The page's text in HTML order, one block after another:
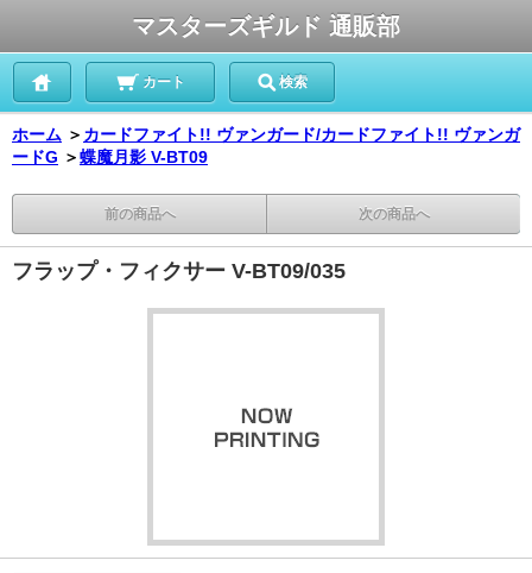
マスターズギルド 通販部
カート 検索
ホーム ＞ カードファイト!! ヴァンガード/カードファイト!! ヴァンガ
ードG ＞蝶魔月影 V-BT09
前の商品へ 次の商品へ
フラップ・フィクサー V-BT09/035